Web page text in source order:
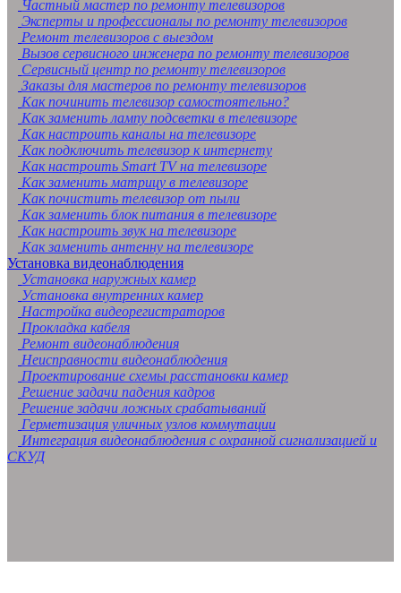
Частный мастер по ремонту телевизоров
Эксперты и профессионалы по ремонту телевизоров
Ремонт телевизоров с выездом
Вызов сервисного инженера по ремонту телевизоров
Сервисный центр по ремонту телевизоров
Заказы для мастеров по ремонту телевизоров
Как починить телевизор самостоятельно?
Как заменить лампу подсветки в телевизоре
Как настроить каналы на телевизоре
Как подключить телевизор к интернету
Как настроить Smart TV на телевизоре
Как заменить матрицу в телевизоре
Как почистить телевизор от пыли
Как заменить блок питания в телевизоре
Как настроить звук на телевизоре
Как заменить антенну на телевизоре
Установка видеонаблюдения
Установка наружных камер
Установка внутренних камер
Настройка видеорегистраторов
Прокладка кабеля
Ремонт видеонаблюдения
Неисправности видеонаблюдения
Проектирование схемы расстановки камер
Решение задачи падения кадров
Решение задачи ложных срабатываний
Герметизация уличных узлов коммутации
Интеграция видеонаблюдения с охранной сигнализацией и
СКУД